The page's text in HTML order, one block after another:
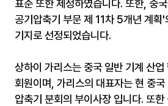
표준 또한 제정하였습니다. 또한, 중
공기압축기 부문 제 11차 5개년 계획
기지로 선정되었습니다.
상하이 가리스는 중국 일반 기계 산
회원이며, 가리스의 대표자는 현 중국
압축기 분회의 부이사장 입니다. 또